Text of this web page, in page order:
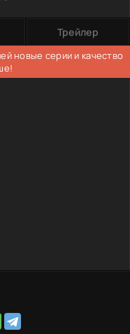
Трейлер
новые серии и качество